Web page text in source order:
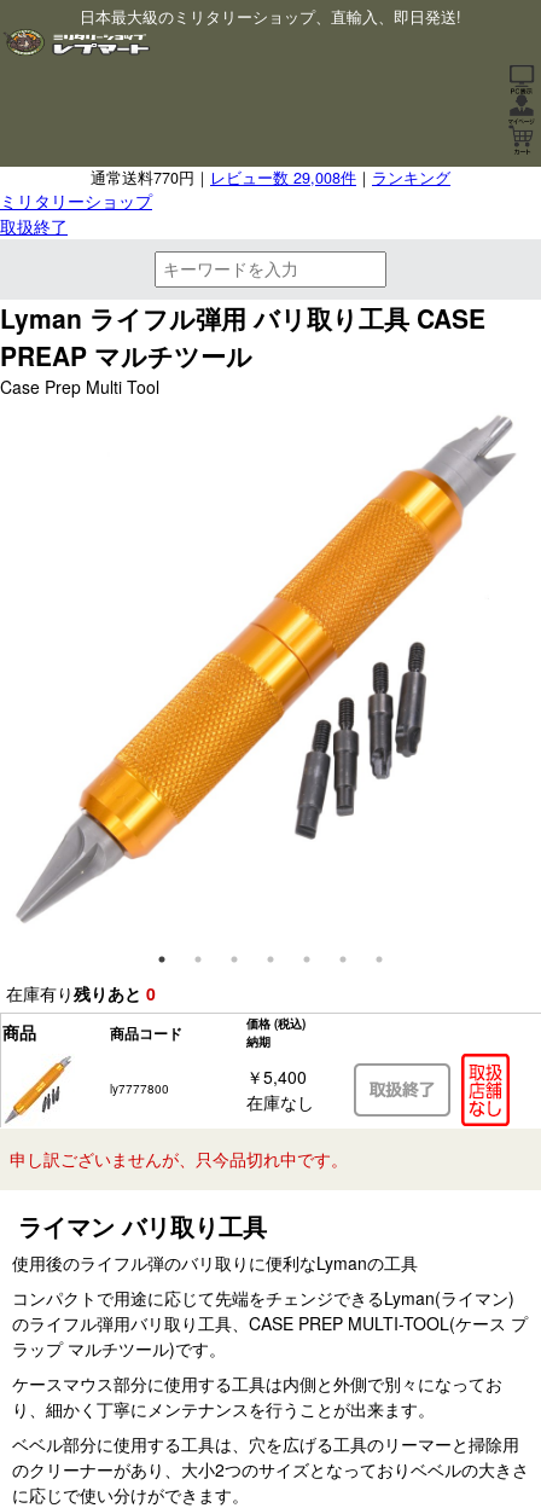
日本最大級のミリタリーショップ、直輸入、即日発送!
通常送料770円｜ レビュー数 29,008件 ｜ ランキング
ミリタリーショップ
取扱終了
Lyman ライフル弾用 バリ取り工具 CASE
PREAP マルチツール
Case Prep Multi Tool
在庫有り残りあと 0
商品
商品コード 価格 (税込)
納期
ly7777800
￥5,400
在庫なし
申し訳ございませんが、只今品切れ中です。
ライマン バリ取り工具
使用後のライフル弾のバリ取りに便利なLymanの工具
コンパクトで用途に応じて先端をチェンジできるLyman(ライマン)
のライフル弾用バリ取り工具、CASE PREP MULTI-TOOL(ケース プ
ラップ マルチツール)です。
ケースマウス部分に使用する工具は内側と外側で別々になってお
り、細かく丁寧にメンテナンスを行うことが出来ます。
ベベル部分に使用する工具は、穴を広げる工具のリーマーと掃除用
のクリーナーがあり、大小2つのサイズとなっておりベベルの大きさ
に応じで使い分けができます。